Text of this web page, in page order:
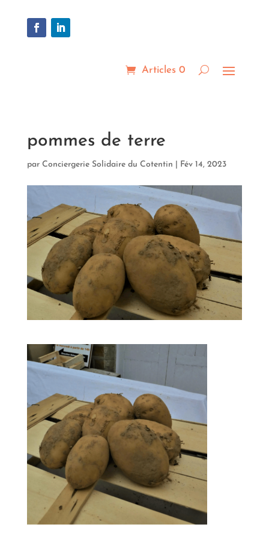
Articles 0
pommes de terre
par Conciergerie Solidaire du Cotentin Fév 14, 2023